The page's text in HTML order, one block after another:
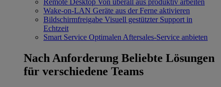
Wake-on-LAN Geräte aus der Ferne aktivieren
Bildschirmfreigabe Visuell gestützter Support in
Echtzeit
Smart Service Optimalen Aftersales-Service anbieten
Nach Anforderung Beliebte Lösungen
für verschiedene Teams